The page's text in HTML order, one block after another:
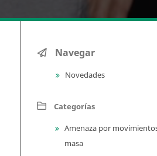
Navegar
Novedades
Categorías
Amenaza por
masa